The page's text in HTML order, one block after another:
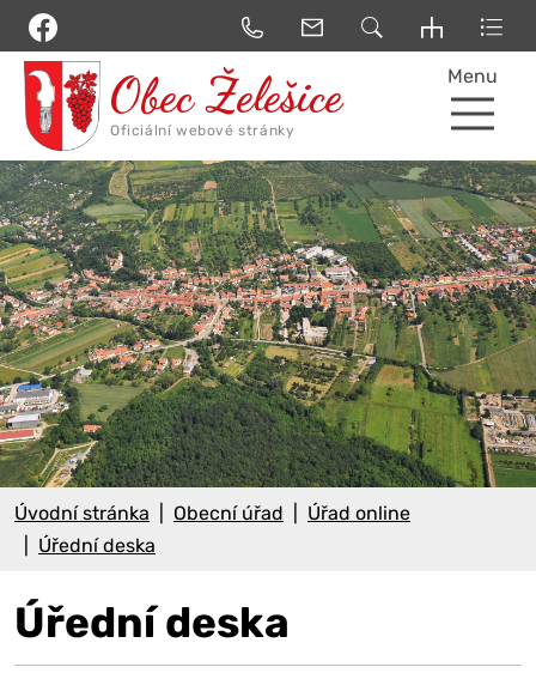
Menu
Úvodní stránka Obecní úřad
Úřad online
Úřední deska
Úřední deska